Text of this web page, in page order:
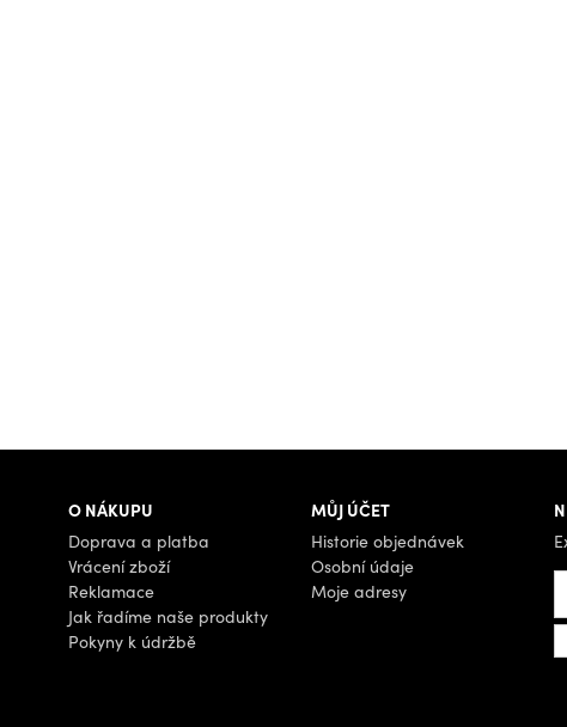
O NÁKUPU
Doprava a platba
Vrácení zboží
Reklamace
Jak řadíme naše produkty
Pokyny k údržbě
MŮJ ÚČET
Historie objednávek
Osobní údaje
Moje adresy